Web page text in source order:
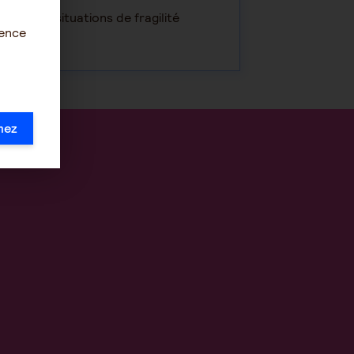
cas de situations de fragilité